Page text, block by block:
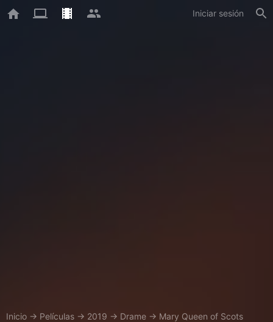
Iniciar sesión
Inicio → Películas → 2019 → Drame → Mary Queen of Scots